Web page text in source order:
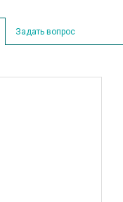
Задать вопрос